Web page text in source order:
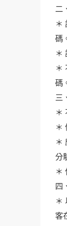
二
＊
碼
＊
＊
碼
三
＊
＊
＊
分
＊
四
＊
客